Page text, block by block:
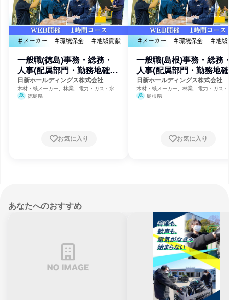
一般職(徳島)事務・総務・
人事(配属部門・勤務地確
約)
日新ホールディングス株式会社
木材・紙メーカー、林業、電力・ガス・水
道・エネルギー
徳島県
お気に入り
一般職(島根)事務・総務
人事(配属部門・勤務地確
約)
日新ホールディングス株式会社
木材・紙メーカー、林業、電力・ガス
道・エネルギー
島根県
お気に入り
あなたへのおすすめ